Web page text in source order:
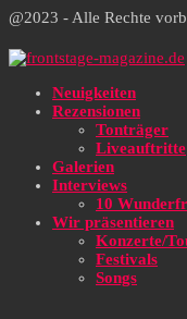
@2023 - Alle Rechte
Neuigkeiten
Rezensionen
Tonträger
Liveauftritte
Galerien
Interviews
10
Wir präsentieren
Konzerte/
Festivals
Songs